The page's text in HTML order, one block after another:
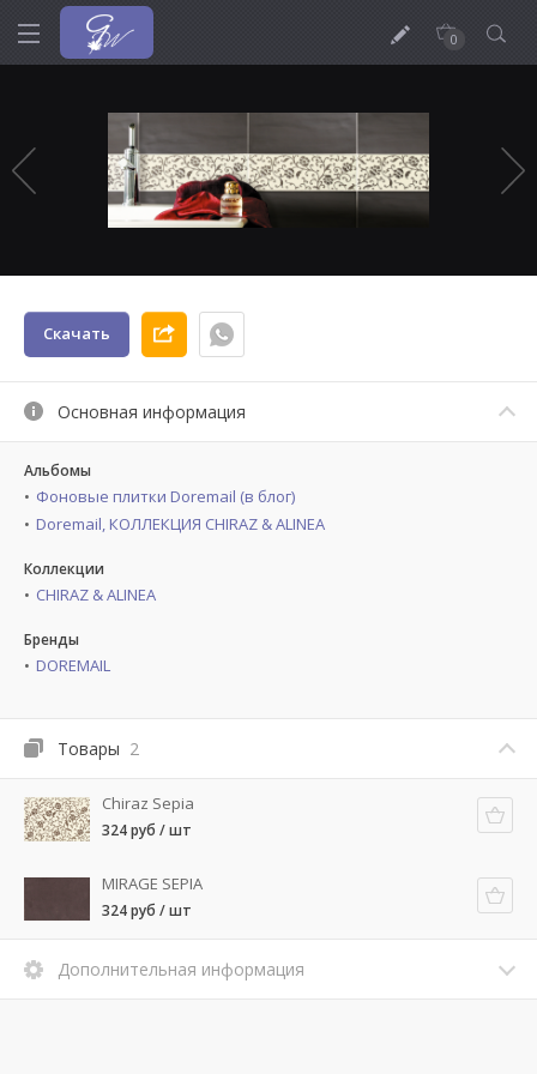
0
Скачать
Основная информация
Альбомы
Фоновые плитки Doremail (в блог)
Doremail, КОЛЛЕКЦИЯ CHIRAZ & ALINEA
Коллекции
CHIRAZ & ALINEA
Бренды
DOREMAIL
Товары 2
Chiraz Sepia
324 руб / шт
MIRAGE SEPIA
324 руб / шт
Дополнительная информация